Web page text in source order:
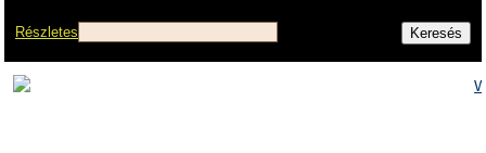
Részletes